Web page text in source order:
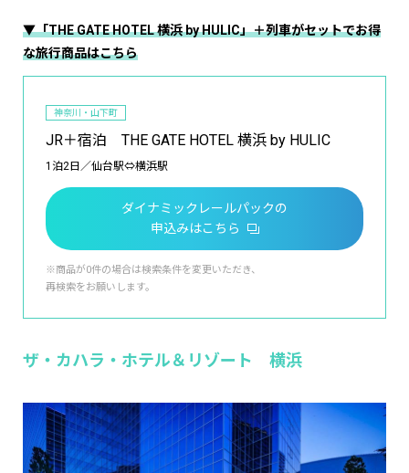
▼「THE GATE HOTEL 横浜 by HULIC」＋列車がセットでお得
な旅行商品はこちら
神奈川・山下町
JR＋宿泊 THE GATE HOTEL 横浜 by HULIC
1泊2日／仙台駅⇔横浜駅
ダイナミックレールパックの
申込みはこちら
※商品が0件の場合は検索条件を変更いただき、
再検索をお願いします。
ザ・カハラ・ホテル＆リゾート 横浜